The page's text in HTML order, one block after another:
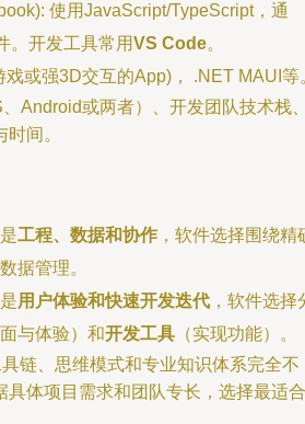
使用JavaScript/TypeScript，通
。开发工具常用VS Code。
戏或强3D交互的App)， .NET MAUI等
、Android或两者）、开发团队技术栈
间。
工程、数据和协作 ，软件选择围绕精
据管理。
用户体验和快速开发迭代 ，软件选择
面与体验）和开发工具 （实现功能）。
链、思维模式和专业知识体系完全不
具体项目需求和团队专长，选择最适合